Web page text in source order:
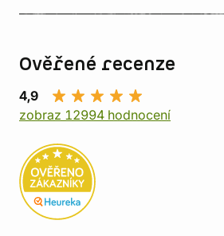
Ověřené recenze
4,9
zobraz 12994 hodnocení